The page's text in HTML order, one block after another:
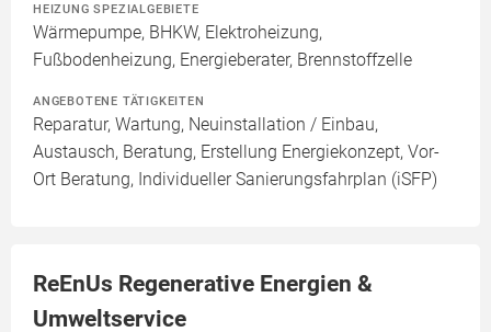
HEIZUNG SPEZIALGEBIETE
Wärmepumpe, BHKW, Elektroheizung,
Fußbodenheizung, Energieberater, Brennstoffzelle
ANGEBOTENE TÄTIGKEITEN
Reparatur, Wartung, Neuinstallation / Einbau,
Austausch, Beratung, Erstellung Energiekonzept, Vor-
Ort Beratung, Individueller Sanierungsfahrplan (iSFP)
ReEnUs Regenerative Energien &
Umweltservice